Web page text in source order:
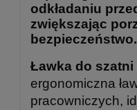
odkładaniu
zwiększając
bezpieczeństwo.
Ławka do szatni
ergonomiczna
pracowniczych,